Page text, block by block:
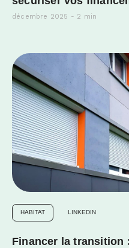
décembre 2025 - 2 min
HABITAT LINKEDIN
Financer la transition